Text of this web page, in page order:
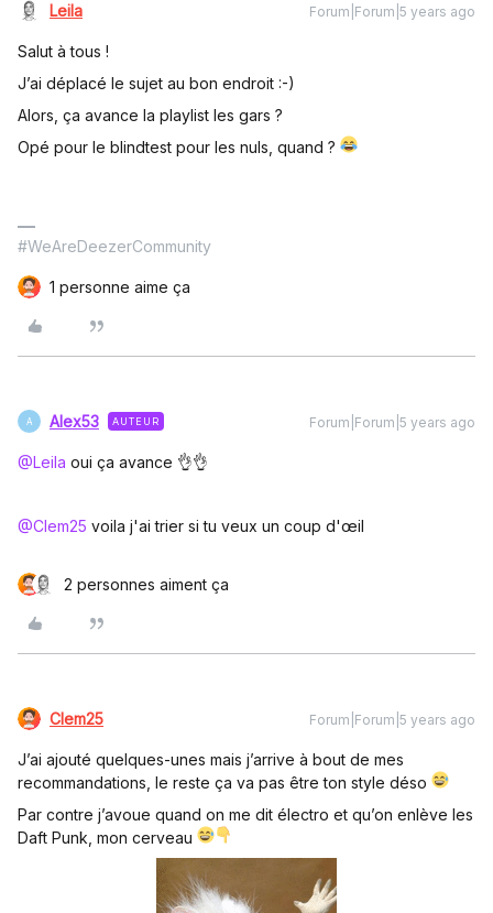
Leila Forum|Forum|5 years ago
Salut à tous !
J’ai déplacé le sujet au bon endroit :-)
Alors, ça avance la playlist les gars ?
Opé pour le blindtest pour les nuls, quand ?
#WeAreDeezerCommunity
1 personne aime ça
A Alex53 AUTEUR Forum|Forum|5 years ago
@Leila oui ça avance 👌👌
@Clem25 voila j'ai trier si tu veux un coup d'œil
2 personnes aiment ça
Clem25 Forum|Forum|5 years ago
J’ai ajouté quelques-unes mais j’arrive à bout de mes
recommandations, le reste ça va pas être ton style déso
Par contre j’avoue quand on me dit électro et qu’on enlève les
Daft Punk, mon cerveau